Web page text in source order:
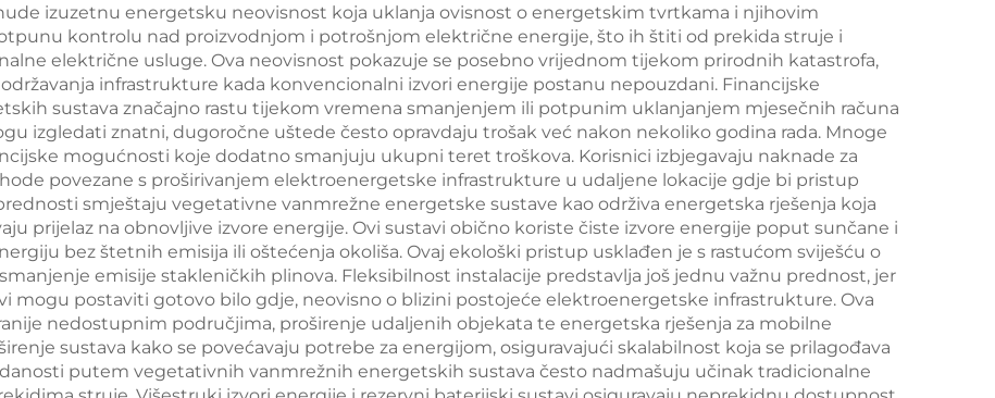
urede,
solarni sustav i
izvan mreže
izuzetnu energetsku neovisnost koja uklanja ovisnost o energetskim tvrtkama i njihovim
kontrolu nad proizvodnjom i potrošnjom električne energije, što ih štiti od prekida struje i
električne usluge. Ova neovisnost pokazuje se posebno vrijednom tijekom prirodnih katastrofa,
infrastrukture kada konvencionalni izvori energije postanu nepouzdani. Financijske
sustava značajno rastu tijekom vremena smanjenjem ili potpunim uklanjanjem mjesečnih računa
izgledati znatni, dugoročne uštede često opravdaju trošak već nakon nekoliko godina rada. Mnoge
mogućnosti koje dodatno smanjuju ukupni teret troškova. Korisnici izbjegavaju naknade za
povezane s proširivanjem elektroenergetske infrastrukture u udaljene lokacije gdje bi pristup
smještaju vegetativne vanmrežne energetske sustave kao održiva energetska rješenja koja
prijelaz na obnovljive izvore energije. Ovi sustavi obično koriste čiste izvore energije poput sunčane i
bez štetnih emisija ili oštećenja okoliša. Ovaj ekološki pristup usklađen je s rastućom sviješću o
emisije stakleničkih plinova. Fleksibilnost instalacije predstavlja još jednu važnu prednost, jer
mogu postaviti gotovo bilo gdje, neovisno o blizini postojeće elektroenergetske infrastrukture. Ova
nedostupnim područjima, proširenje udaljenih objekata te energetska rješenja za mobilne
sustava kako se povećavaju potrebe za energijom, osiguravajući skalabilnost koja se prilagođava
putem vegetativnih vanmrežnih energetskih sustava često nadmašuju učinak tradicionalne